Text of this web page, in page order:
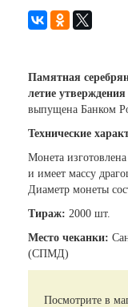
Памятная
летие
выпущена Банком
Технические
Монета изготовлена
и имеет массу
Диаметр монеты
Тираж: 2000 шт.
Место чеканки:
(СПМД)
Посмотрите в